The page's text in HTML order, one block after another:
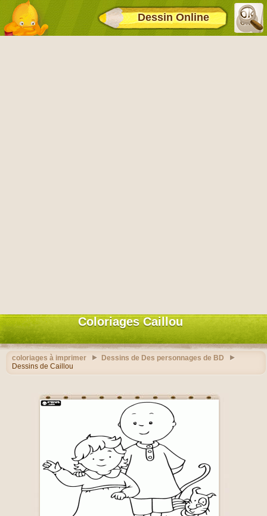
Dessin Online
Coloriages Caillou
coloriages à imprimer
Dessins de Des personnages de BD
Dessins de Caillou